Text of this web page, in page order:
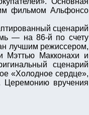
фильмом Альфонсо
сценарий
— на 86-й по счету
лучшим режиссером,
Мэттью Макконахи и
сценарий
«Холодное сердце»,
Церемонию вручения